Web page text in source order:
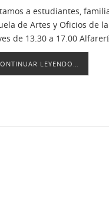
a estudiantes,
de Artes y Oficios de
de 13.30 a 17.00
LEYENDO…